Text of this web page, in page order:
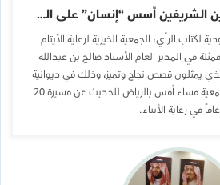
اليوسف: خادم الحرمين الشريفين أسس “إنسان” على الشفافية وحفظ كرامة المستفيد
الرأي، الجمعية الخيرية لرعاية الأيتام
في المدير العام الأستاذ صالح بن عبدالله
يمثلون قصص نجاح وتميز، وذلك في ديوانية
الكتاب والمقامة في مقر الجمعية مساء أمس بالرياض للحديث عن مسيرة 20
عاماً في رعاية الأبناء.